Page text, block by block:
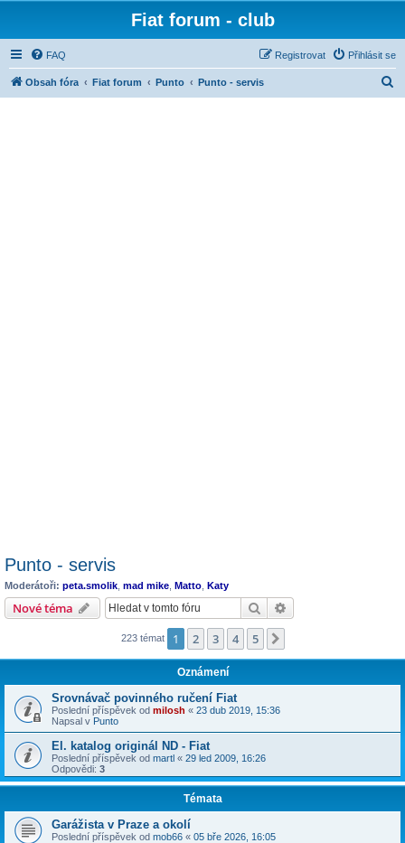
Fiat forum - club
FAQ Přihlásit se
Registrovat
Obsah fóra Fiat forum Punto Punto - servis
Punto - servis
Moderátoři: peta.smolik mad mike Matto Katy
Nové téma Hledat
223 témat 1 2 3 4 5
Oznámení
Srovnávač povinného ručení Fiat
Poslední příspěvek od milosh « 23 dub 2019, 15:36
Napsal v Punto
El. katalog originál ND - Fiat
Poslední příspěvek od martl « 29 led 2009, 16:26
Odpovědi: 3
Témata
Garážista v Praze a okolí
Poslední příspěvek od mob66 « 05 bře 2026, 16:05